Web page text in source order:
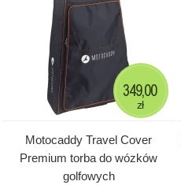
Motocaddy Travel Cover
Premium torba do wózków
golfowych
349,00
zł